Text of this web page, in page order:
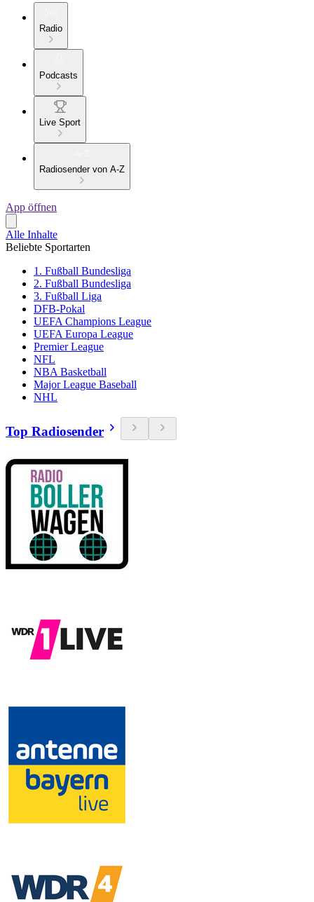
Radio
Podcasts
Live Sport
Radiosender von A-Z
App öffnen
Alle Inhalte
Beliebte Sportarten
1. Fußball Bundesliga
2. Fußball Bundesliga
3. Fußball Liga
DFB-Pokal
UEFA Champions League
UEFA Europa League
Premier League
NFL
NBA Basketball
Major League Baseball
NHL
Top Radiosender